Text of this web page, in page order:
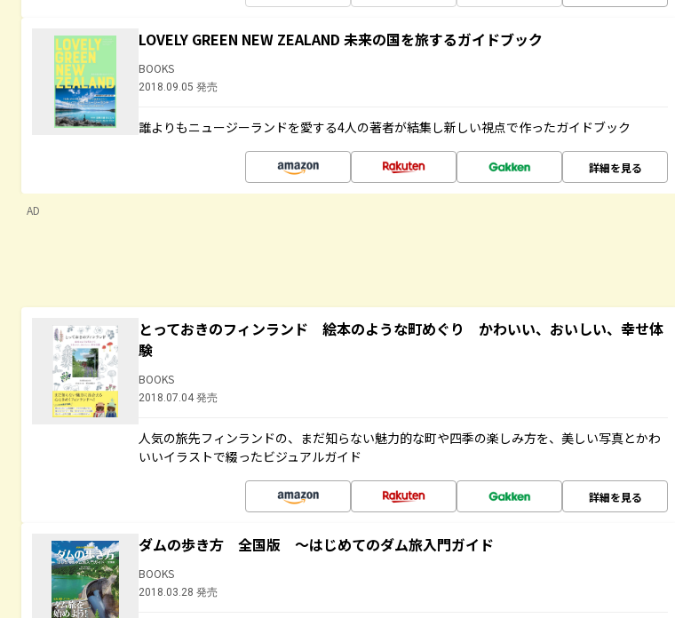
LOVELY GREEN NEW ZEALAND 未来の国を旅するガイドブック
BOOKS
2018.09.05 発売
誰よりもニュージーランドを愛する4人の著者が結集し新しい視点で作ったガイドブック
詳細を見る
AD
とっておきのフィンランド 絵本のような町めぐり かわいい、おいしい、幸せ体
験
BOOKS
2018.07.04 発売
人気の旅先フィンランドの、まだ知らない魅力的な町や四季の楽しみ方を、美しい写真とかわ
いいイラストで綴ったビジュアルガイド
詳細を見る
ダムの歩き方 全国版 ～はじめてのダム旅入門ガイド
BOOKS
2018.03.28 発売